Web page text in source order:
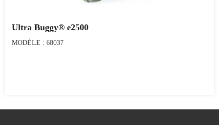
Ultra Buggy® e2500
MODÈLE : 68037